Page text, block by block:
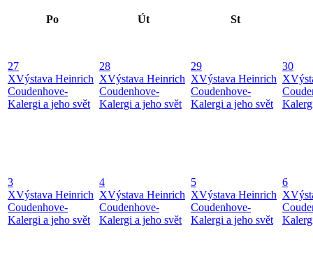
Po Út St
27
XVýstava Heinrich
Coudenhove-
Kalergi a jeho svět
28
XVýstava Heinrich
Coudenhove-
Kalergi a jeho svět
29
XVýstava Heinrich
Coudenhove-
Kalergi a jeho svět
30
X
3
XVýstava Heinrich
Coudenhove-
Kalergi a jeho svět
4
XVýstava Heinrich
Coudenhove-
Kalergi a jeho svět
5
XVýstava Heinrich
Coudenhove-
Kalergi a jeho svět
6
X